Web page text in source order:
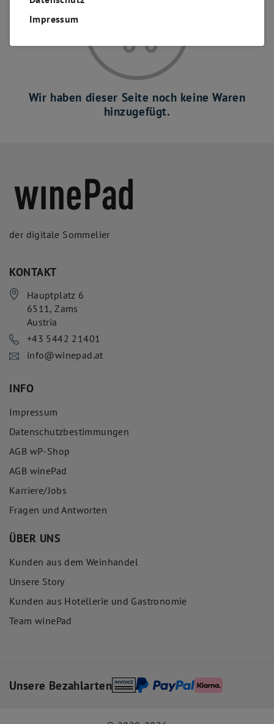
Wir haben dieser Seite noch keine Waren
hinzugefügt.
der digitale Sommelier
KONTAKT
Hauptplatz 6
6511,Zams
Austria
+43 5442 21401
info@winepad.at
INFO
Impressum
Datenschutzbestimmungen
AGB wP-Shop
AGB winePad
Karriere/Jobs
Fragen und Antworten
ÜBER UNS
Kunden aus dem Weinhandel
Unsere Story
Kunden aus Hotellerie und Gastronomie
Team winePad
Unsere Bezahlarten
Impressum